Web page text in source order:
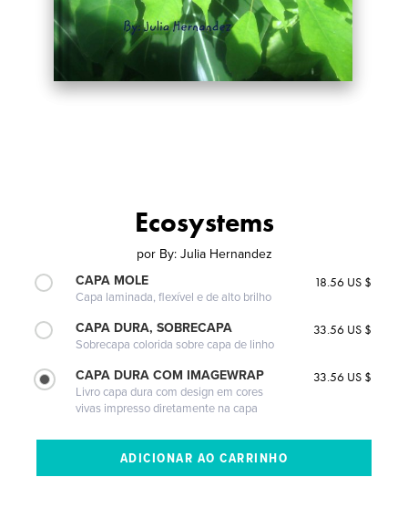
Ecosystems
por By: Julia Hernandez
CAPA MOLE
Capa laminada, flexível e de alto brilho
18.56 US $
CAPA DURA, SOBRECAPA
Sobrecapa colorida sobre capa de linho
33.56 US $
CAPA DURA COM IMAGEWRAP
Livro capa dura com design em cores
vivas impresso diretamente na capa
33.56 US $